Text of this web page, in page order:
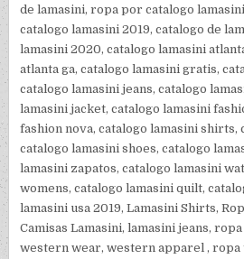
de lamasini, ropa por catalogo
catalogo lamasini 2019, catalogo de
lamasini 2020, catalogo lamasini
atlanta ga, catalogo lamasini gratis,
catalogo lamasini jeans, catalogo
lamasini jacket, catalogo lamasini
fashion nova, catalogo lamasini shirts,
catalogo lamasini shoes, catalogo
lamasini zapatos, catalogo lamasini
womens, catalogo lamasini quilt,
lamasini usa 2019, Lamasini Shirts,
Camisas Lamasini, lamasini jeans,
western wear, western apparel , ropa